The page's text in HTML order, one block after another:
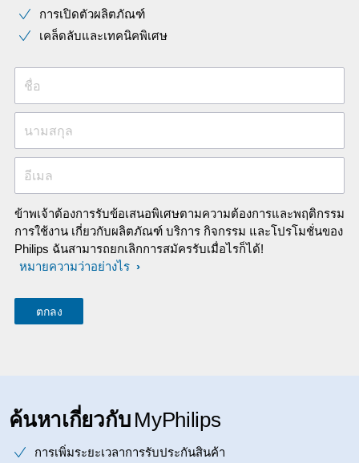
การเปิดตัวผลิตภัณฑ์
เคล็ดลับและเทคนิคพิเศษ
ชื่อ
นามสกุล
อีเมล
ข้าพเจ้าต้องการรับข้อเสนอพิเศษตามความต้องการและพฤติกรรม
การใช้งาน เกี่ยวกับผลิตภัณฑ์ บริการ กิจกรรม และโปรโมชั่นของ
Philips ฉันสามารถยกเลิกการสมัครรับเมื่อไรก็ได้!
หมายความว่าอย่างไร
ค้นหาเกี่ยวกับ MyPhilips
การเพิ่มระยะเวลาการรับประกันสินค้า